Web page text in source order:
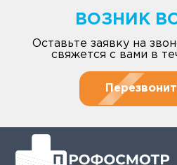
ВОЗНИК
Оставьте заявку на
свяжется с вами в